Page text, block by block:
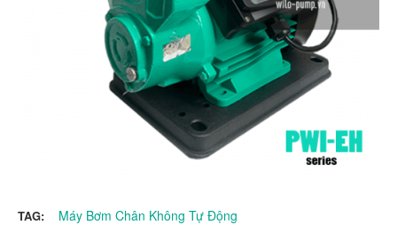
TAG:
Máy Bơm Chân Không Tự Động